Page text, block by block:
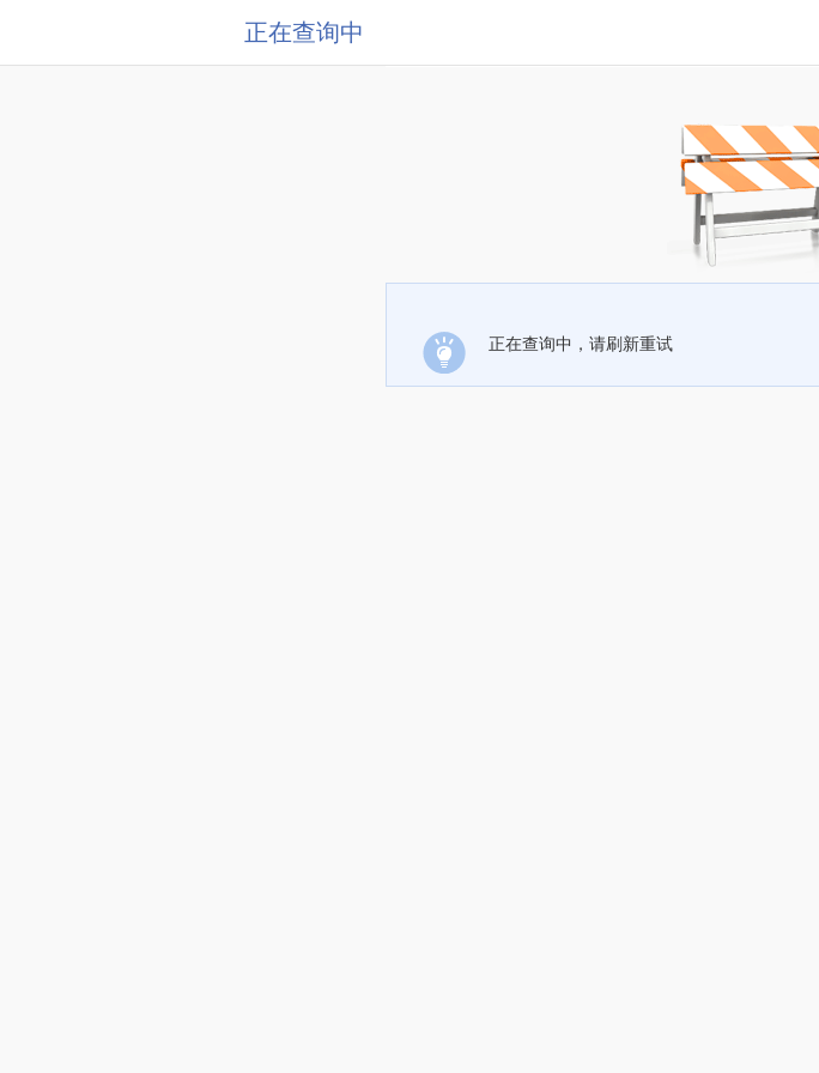
正在查询中
正在查询中，请刷新重试